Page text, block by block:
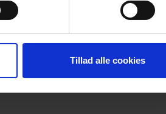
partnere inden for sociale medier,
Tillad alle cookies